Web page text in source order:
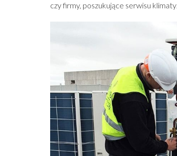
czy firmy, poszukujące serwisu